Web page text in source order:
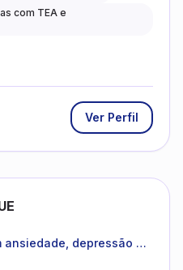
com TEA e
Ver Perfil
ansiedade, depressão e